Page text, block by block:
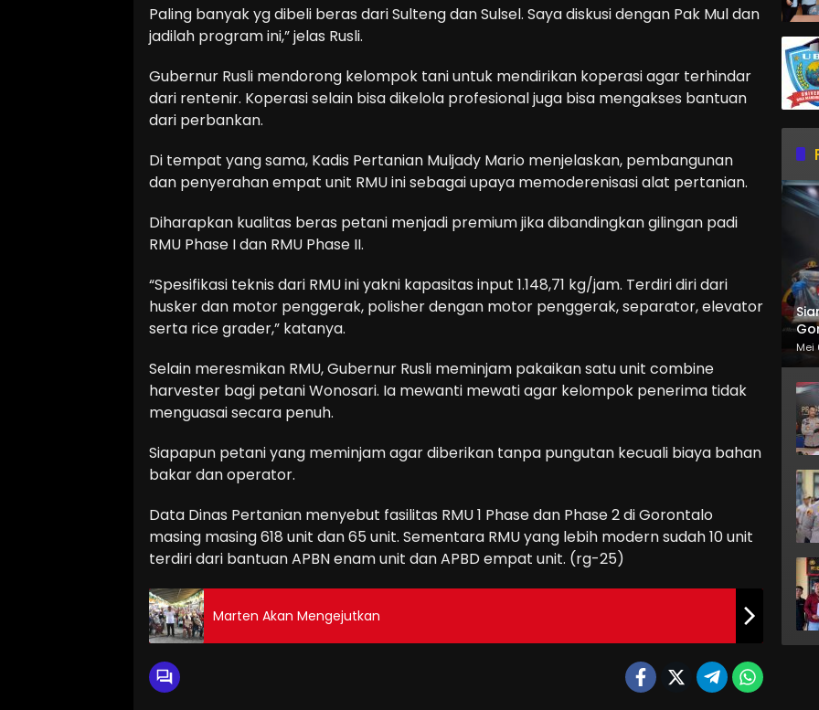
Paling banyak yg dibeli beras dari Sulteng dan Sulsel. Saya diskusi dengan Pak Mul dan
jadilah program ini,” jelas Rusli.
Gubernur Rusli mendorong kelompok tani untuk mendirikan koperasi agar terhindar
dari rentenir. Koperasi selain bisa dikelola profesional juga bisa mengakses bantuan
dari perbankan.
Di tempat yang sama, Kadis Pertanian Muljady Mario menjelaskan, pembangunan
dan penyerahan empat unit RMU ini sebagai upaya memoderenisasi alat pertanian.
Diharapkan kualitas beras petani menjadi premium jika dibandingkan gilingan padi
RMU Phase I dan RMU Phase II.
“Spesifikasi teknis dari RMU ini yakni kapasitas input 1.148,71 kg/jam. Terdiri diri dari
husker dan motor penggerak, polisher dengan motor penggerak, separator, elevator
serta rice grader,” katanya.
Selain meresmikan RMU, Gubernur Rusli meminjam pakaikan satu unit combine
harvester bagi petani Wonosari. Ia mewanti mewati agar kelompok penerima tidak
menguasai secara penuh.
Siapapun petani yang meminjam agar diberikan tanpa pungutan kecuali biaya bahan
bakar dan operator.
Data Dinas Pertanian menyebut fasilitas RMU 1 Phase dan Phase 2 di Gorontalo
masing masing 618 unit dan 65 unit. Sementara RMU yang lebih modern sudah 10 unit
terdiri dari bantuan APBN enam unit dan APBD empat unit. (rg-25)
Marten Akan Mengejutkan
Mei